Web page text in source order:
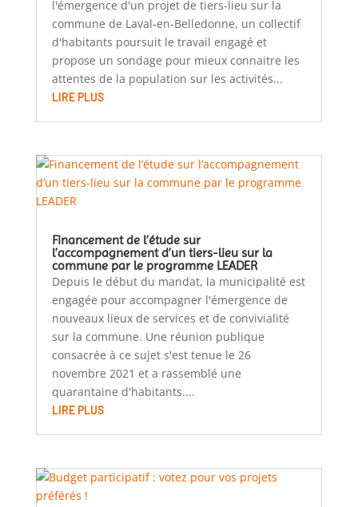
l'émergence d'un projet de tiers-lieu sur la
commune de Laval-en-Belledonne, un collectif
d'habitants poursuit le travail engagé et
propose un sondage pour mieux connaitre les
attentes de la population sur les activités...
LIRE PLUS
Financement de l’étude sur
l’accompagnement d’un tiers-lieu sur la
commune par le programme LEADER
Depuis le début du mandat, la municipalité est
engagée pour accompagner l'émergence de
nouveaux lieux de services et de convivialité
sur la commune. Une réunion publique
consacrée à ce sujet s'est tenue le 26
novembre 2021 et a rassemblé une
quarantaine d'habitants....
LIRE PLUS